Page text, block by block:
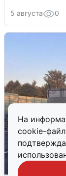
На
cookie-
5 августа 0